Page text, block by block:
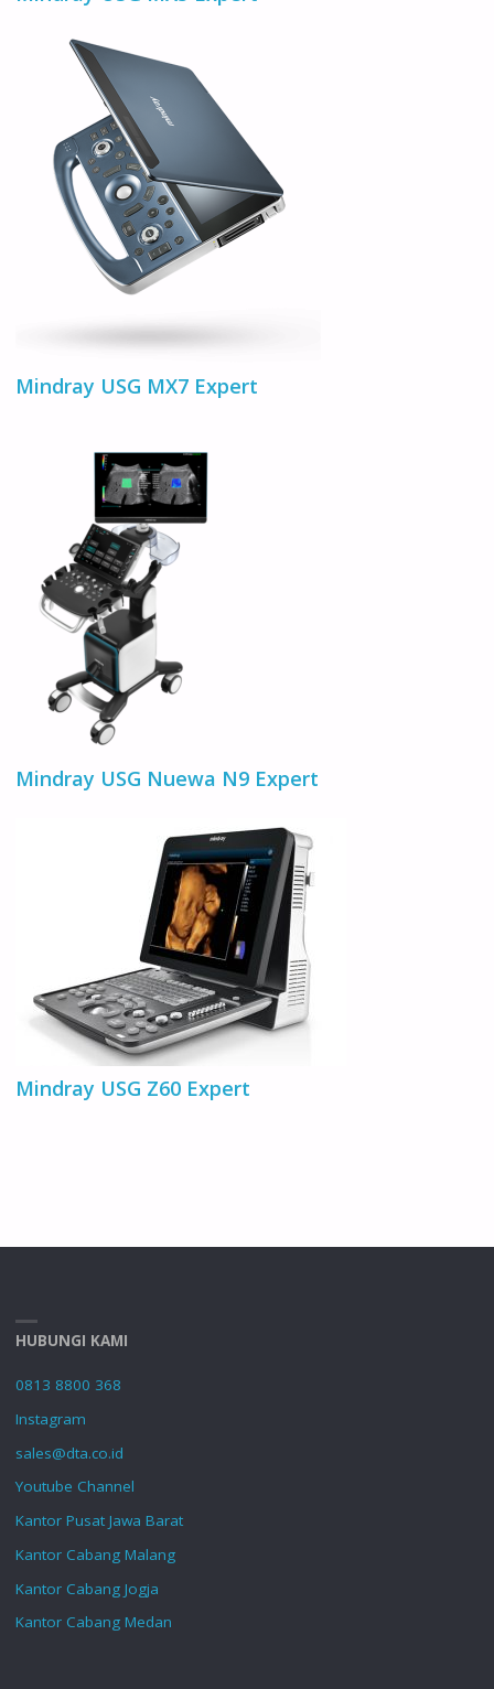
Mindray USG MX7 Expert
Mindray USG Nuewa N9 Expert
Mindray USG Z60 Expert
HUBUNGI KAMI
0813 8800 368
Instagram
sales@dta.co.id
Youtube Channel
Kantor Pusat Jawa Barat
Kantor Cabang Malang
Kantor Cabang Jogja
Kantor Cabang Medan